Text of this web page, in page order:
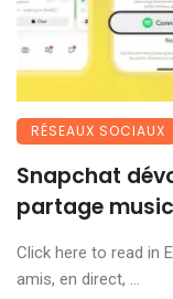
RÉSEAUX SOCIAUX
Snapchat
partage
Click here to read in
amis, en direct, ...